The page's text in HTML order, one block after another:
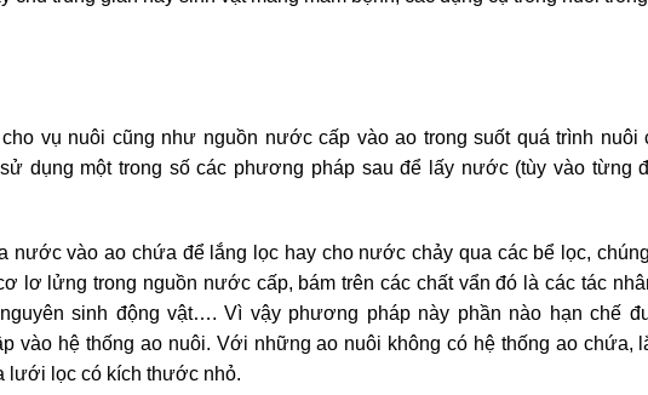
vụ nuôi cũng như nguồn nước cấp vào ao trong suốt quá trình nuôi
dụng một trong số các phương pháp sau để lấy nước (tùy vào từng
nước vào ao chứa để lắng lọc hay cho nước chảy qua các bể lọc,
lơ lửng trong nguồn nước cấp, bám trên các chất vẩn đó là các tác
sinh động vật…. Vì vậy phương pháp này phần nào hạn chế
vào hệ thống ao nuôi. Với những ao nuôi không có hệ thống ao chứa,
lưới lọc có kích thước nhỏ.